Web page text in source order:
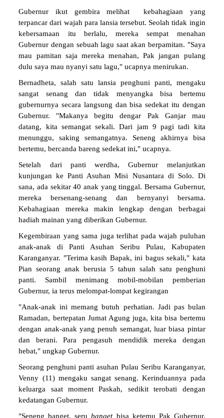
Gubernur ikut gembira melihat kebahagiaan yang
terpancar dari wajah para lansia tersebut. Seolah tidak ingin
kebersamaan itu berlalu, mereka sempat menahan
Gubernur dengan sebuah lagu saat akan berpamitan. "Saya
mau pamitan saja mereka menahan, Pak jangan pulang
dulu saya mau nyanyi satu lagu," ucapnya menirukan.
Bernadheta, salah satu lansia penghuni panti, mengaku
sangat senang dan tidak menyangka bisa bertemu
gubernurnya secara langsung dan bisa sedekat itu dengan
Gubernur. "Makanya begitu dengar Pak Ganjar mau
datang, kita semangat sekali. Dari jam 9 pagi tadi kita
menunggu, saking semangatnya. Seneng akhirnya bisa
bertemu, bercanda bareng sedekat ini," ucapnya.
Setelah dari panti werdha, Gubernur melanjutkan
kunjungan ke Panti Asuhan Misi Nusantara di Solo. Di
sana, ada sekitar 40 anak yang tinggal. Bersama Gubernur,
mereka bersenang-senang dan bernyanyi bersama.
Kebahagiaan mereka makin lengkap dengan berbagai
hadiah mainan yang diberikan Gubernur.
Kegembiraan yang sama juga terlihat pada wajah puluhan
anak-anak di Panti Asuhan Seribu Pulau, Kabupaten
Karanganyar. "Terima kasih Bapak, ini bagus sekali," kata
Pian seorang anak berusia 5 tahun salah satu penghuni
panti. Sambil menimang mobil-mobilan pemberian
Gubernur, ia terus melompat-lompat kegirangan
"Anak-anak ini memang butuh perhatian. Jadi pas bulan
Ramadan, bertepatan Jumat Agung juga, kita bisa bertemu
dengan anak-anak yang penuh semangat, luar biasa pintar
dan berani. Para pengasuh mendidik mereka dengan
hebat," ungkap Gubernur.
Seorang penghuni panti asuhan Pulau Seribu Karanganyar,
Venny (11) mengaku sangat senang. Kerinduannya pada
keluarga saat moment Paskah, sedikit terobati dengan
kedatangan Gubernur.
"Seneng banget, serubanget bisa ketemu Pak Gubernur.